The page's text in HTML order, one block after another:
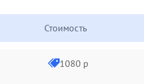
Стоимость
1080 р